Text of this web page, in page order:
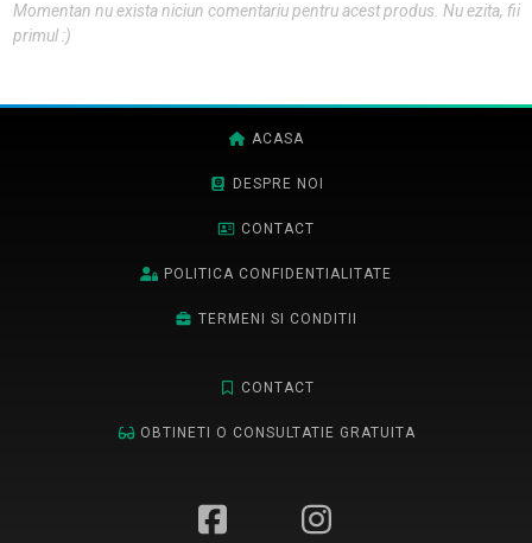
Momentan nu exista niciun comentariu pentru acest produs. Nu ezita, fii
primul :)
ACASA
DESPRE NOI
CONTACT
POLITICA CONFIDENTIALITATE
TERMENI SI CONDITII
CONTACT
OBTINETI O CONSULTATIE GRATUITA